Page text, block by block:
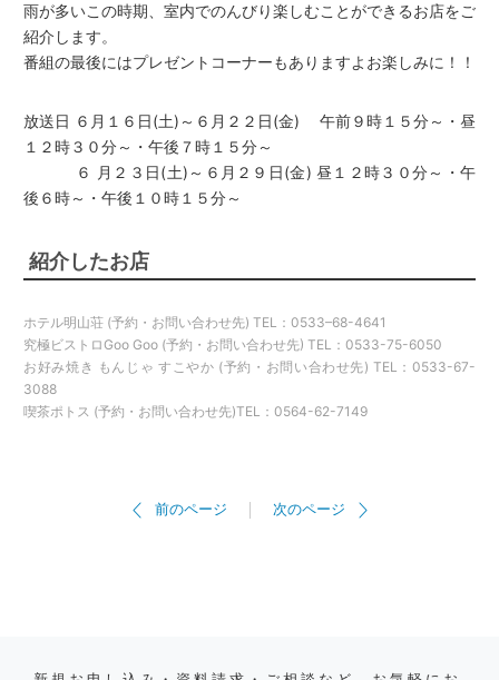
雨が多いこの時期、室内でのんびり楽しむことができるお店をご
紹介します。
番組の最後にはプレゼントコーナーもありますよお楽しみに！！
放送日 ６月１６日(土)～６月２２日(金) 午前９時１５分～・昼
１２時３０分～・午後７時１５分～
６ 月２３日(土)～６月２９日(金) 昼１２時３０分～・午
後６時～・午後１０時１５分～
紹介したお店
ホテル明山荘 (予約・お問い合わせ先) TEL：0533–68-4641
究極ビストロGoo Goo (予約・お問い合わせ先) TEL：0533-75-6050
お好み焼き もんじゃ すこやか (予約・お問い合わせ先) TEL：0533-67-
3088
喫茶ポトス (予約・お問い合わせ先)TEL：0564-62-7149
前のページ 次のページ